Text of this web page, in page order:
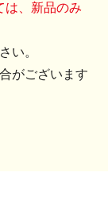
は、新品のみ
い。
がございます